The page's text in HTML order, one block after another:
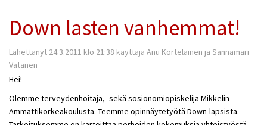
Down lasten vanhemmat!
Lähettänyt 24.3.2011 klo 21:38 käyttäjä Anu Kortelainen ja Sannamari
Vatanen
Hei!
Olemme terveydenhoitaja,- sekä sosionomiopiskelija Mikkelin
Ammattikorkeakoulusta. Teemme opinnäytetyötä Down-lapsista.